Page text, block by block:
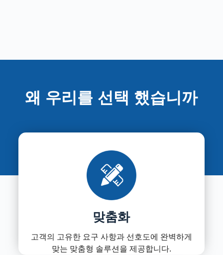
왜 우리를 선택 했습니까
맞춤화
고객의 고유한 요구 사항과 선호도에 완벽하게
맞는 맞춤형 솔루션을 제공합니다.